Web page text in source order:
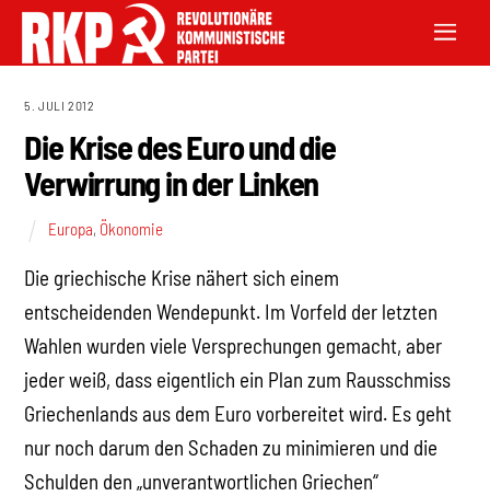
5. JULI 2012
Die Krise des Euro und die
Verwirrung in der Linken
Europa, Ökonomie
Die griechische Krise nähert sich einem
entscheidenden Wendepunkt. Im Vorfeld der letzten
Wahlen wurden viele Versprechungen gemacht, aber
jeder weiß, dass eigentlich ein Plan zum Rausschmiss
Griechenlands aus dem Euro vorbereitet wird. Es geht
nur noch darum den Schaden zu minimieren und die
Schulden den „unverantwortlichen Griechen“